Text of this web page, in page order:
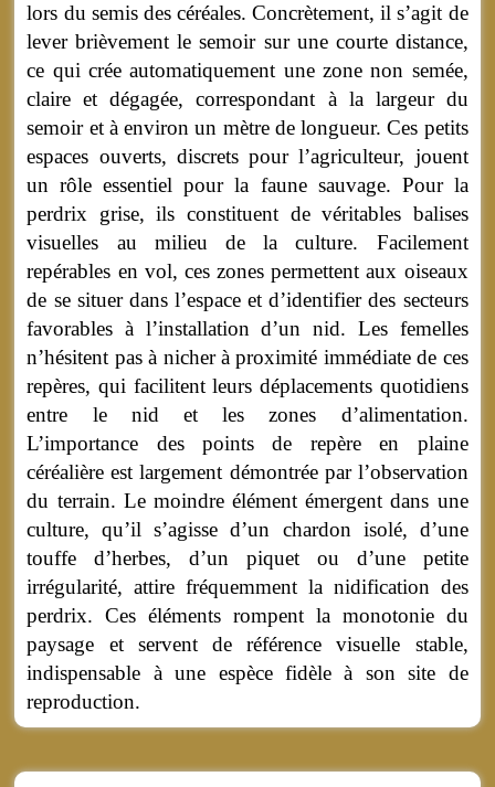
lors du semis des céréales. Concrètement, il s’agit de
lever brièvement le semoir sur une courte distance,
ce qui crée automatiquement une zone non semée,
claire et dégagée, correspondant à la largeur du
semoir et à environ un mètre de longueur. Ces petits
espaces ouverts, discrets pour l’agriculteur, jouent
un rôle essentiel pour la faune sauvage. Pour la
perdrix grise, ils constituent de véritables balises
visuelles au milieu de la culture. Facilement
repérables en vol, ces zones permettent aux oiseaux
de se situer dans l’espace et d’identifier des secteurs
favorables à l’installation d’un nid. Les femelles
n’hésitent pas à nicher à proximité immédiate de ces
repères, qui facilitent leurs déplacements quotidiens
entre le nid et les zones d’alimentation.
L’importance des points de repère en plaine
céréalière est largement démontrée par l’observation
du terrain. Le moindre élément émergent dans une
culture, qu’il s’agisse d’un chardon isolé, d’une
touffe d’herbes, d’un piquet ou d’une petite
irrégularité, attire fréquemment la nidification des
perdrix. Ces éléments rompent la monotonie du
paysage et servent de référence visuelle stable,
indispensable à une espèce fidèle à son site de
reproduction.